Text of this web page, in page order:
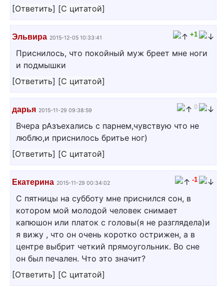
[Ответить] [С цитатой]
Эльвира 2015-12-05 10:33:41 +1
Приснилось, что покойный муж бреет мне ноги
и подмышки
[Ответить] [С цитатой]
дарья 2015-11-29 09:38:59 0
Вчера рАзъехались с парнем,чувствую что не
люблю,и приснилось бритье ног)
[Ответить] [С цитатой]
Екатерина 2015-11-29 00:34:02 -1
С пятницы на субботу мне приснился сон, в
котором мой молодой человек снимает
капюшон или платок с головы(я не разглядела)и
я вижу , что он очень коротко острижен, а в
центре выбрит четкий прямоугольник. Во сне
он был печален. Что это значит?
[Ответить] [С цитатой]